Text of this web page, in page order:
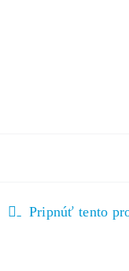
Pripnúť tento